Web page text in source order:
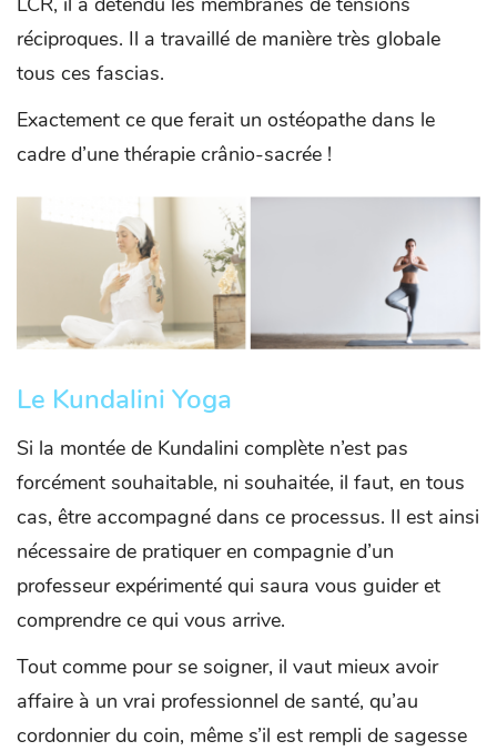
réciproques. Il a travaillé de manière très globale
tous ces fascias.
Exactement ce que ferait un ostéopathe dans le
cadre d’une thérapie crânio-sacrée !
Le Kundalini Yoga
Si la montée de Kundalini complète n’est pas
forcément souhaitable, ni souhaitée, il faut, en tous
cas, être accompagné dans ce processus. Il est ainsi
nécessaire de pratiquer en compagnie d’un
professeur expérimenté qui saura vous guider et
comprendre ce qui vous arrive.
Tout comme pour se soigner, il vaut mieux avoir
affaire à un vrai professionnel de santé, qu’au
cordonnier du coin, même s’il est rempli de sagesse